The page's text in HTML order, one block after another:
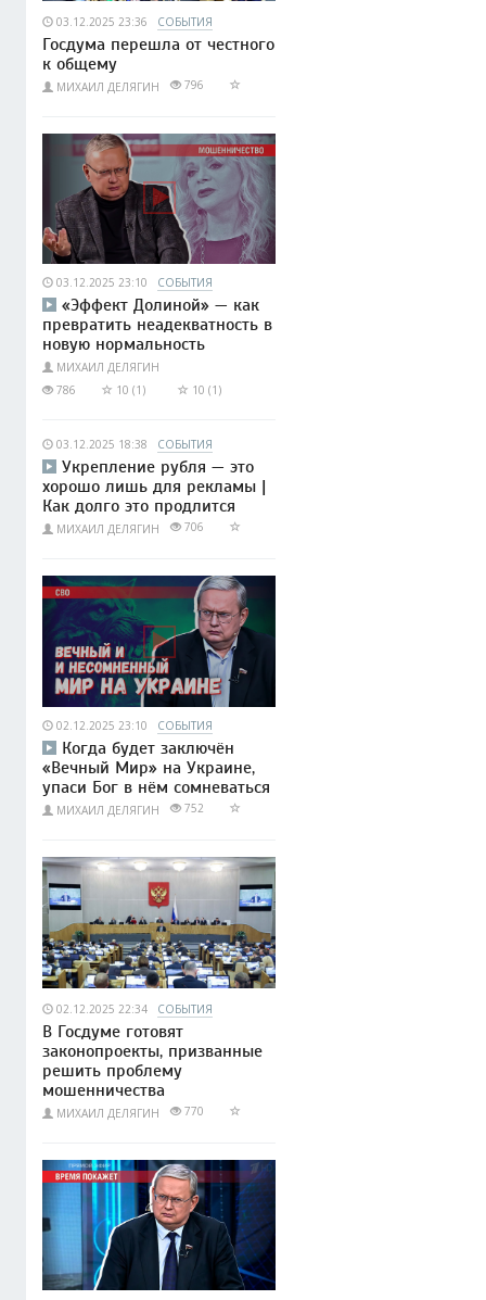
03.12.2025 23:36 СОБЫТИЯ
Госдума перешла от честного
к общему
МИХАИЛ ДЕЛЯГИН 796
03.12.2025 23:10 СОБЫТИЯ
«Эффект Долиной» — как
превратить неадекватность в
новую нормальность
МИХАИЛ ДЕЛЯГИН
786
10 (1) 10 (1)
03.12.2025 18:38 СОБЫТИЯ
Укрепление рубля — это
хорошо лишь для рекламы |
Как долго это продлится
МИХАИЛ ДЕЛЯГИН 706
02.12.2025 23:10 СОБЫТИЯ
Когда будет заключён
«Вечный Мир» на Украине,
упаси Бог в нём сомневаться
МИХАИЛ ДЕЛЯГИН 752
02.12.2025 22:34 СОБЫТИЯ
В Госдуме готовят
законопроекты, призванные
решить проблему
мошенничества
МИХАИЛ ДЕЛЯГИН 770